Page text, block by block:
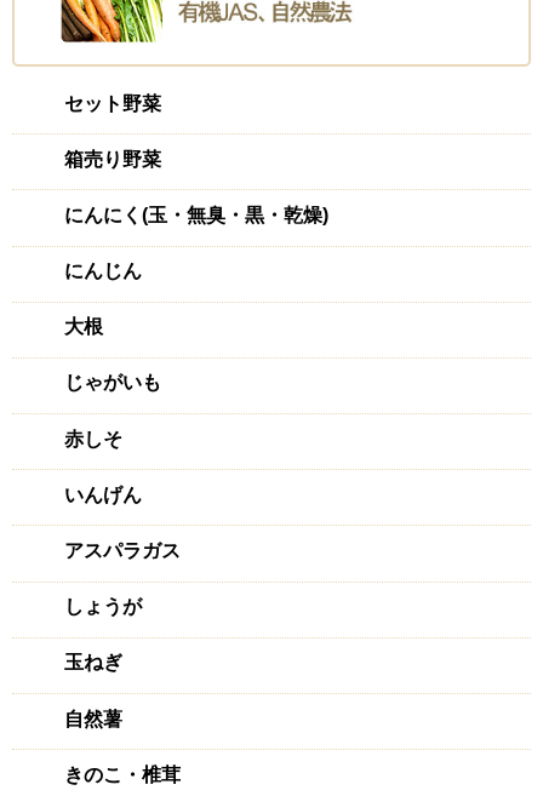
セット野菜
箱売り野菜
にんにく(玉・無臭・黒・乾燥)
にんじん
大根
じゃがいも
赤しそ
いんげん
アスパラガス
しょうが
玉ねぎ
自然薯
きのこ・椎茸